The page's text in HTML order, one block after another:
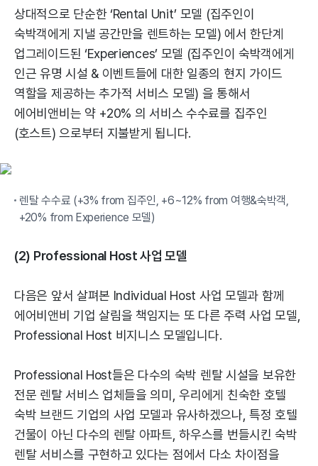
상대적으로 단순한 ‘Rental Unit’ 모델 (집주인이
숙박객에게 지낼 공간만을 렌트하는 모델) 에서 한단계
업그레이드된 ‘Experiences’ 모델 (집주인이 숙박객에게
인근 유명 시설 & 이벤트들에 대한 일종의 현지 가이드
역할을 제공하는 추가적 서비스 모델) 을 통해서
에어비앤비는 약 +20% 의 서비스 수수료를 집주인
(호스트) 으로부터 지불받게 됩니다.
렌탈 수수료 (+3% from 집주인, +6~12% from 여행&숙박객,
+20% from Experience 모델)
(2) Professional Host 사업 모델
다음은 앞서 살펴본 Individual Host 사업 모델과 함께
에어비앤비 기업 살림을 책임지는 또 다른 주력 사업 모델,
Professional Host 비지니스 모델입니다.
Professional Host들은 다수의 숙박 렌탈 시설을 보유한
전문 렌탈 서비스 업체들을 의미, 우리에게 친숙한 호텔
숙박 브랜드 기업의 사업 모델과 유사하겠으나, 특정 호텔
건물이 아닌 다수의 렌탈 아파트, 하우스를 번들시킨 숙박
렌탈 서비스를 구현하고 있다는 점에서 다소 차이점을